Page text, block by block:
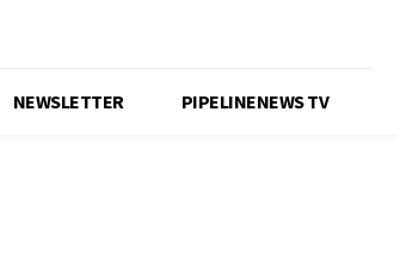
NEWSLETTER PIPELINENEWS TV